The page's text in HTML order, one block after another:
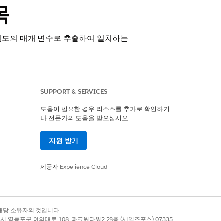
의 매개 변수로 추출하여 일치하는
SUPPORT & SERVICES
도움이 필요한 경우 리소스를 추가로 확인하거
나 전문가의 도움을 받으십시오.
지원 받기
제공자 Experience Cloud
소유자의 것입니다.
영등포구 여의대로 108, 파크원타워2 28층 (세일즈포스) 07335